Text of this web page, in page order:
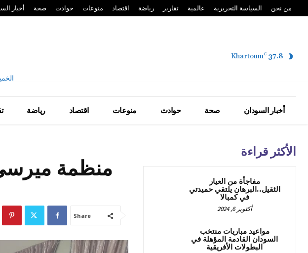
أخبار صحة حوادث منوعات اقتصاد رياضة تقارير عالمية السياسة التحريرية من نحن
37.8
C
Khartoum
أخبار السودان صحة حوادث منوعات اقتصاد رياضة
منظمة
Share
الأكثر قراءة
مفاجأة من العيار
الثقيل..البرهان يلتقي حميدتي
في كمبالا
أكتوبر 6, 2024
مواعيد مباريات منتخب
السودان القادمة المؤهلة في
البطولات الأفريقية